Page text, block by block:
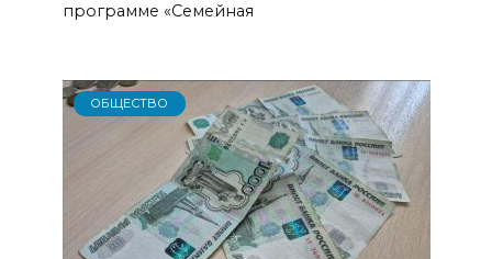
программе «Семейная
ОБЩЕСТВО